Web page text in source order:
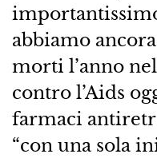
abbiamo
morti l’anno
contro l’Aids
farmaci
“con una sola